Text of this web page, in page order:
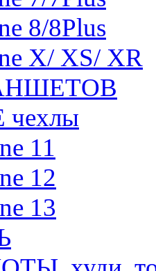
8/8Plus
X/ XS/ XR
11
12
13